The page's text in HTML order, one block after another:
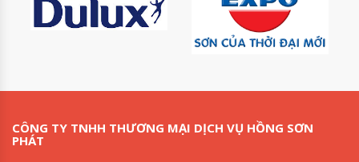
CÔNG TY TNHH THƯƠNG MẠI DỊCH VỤ HỒNG SƠN
PHÁT